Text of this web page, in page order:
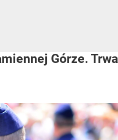
Górze. Trwa